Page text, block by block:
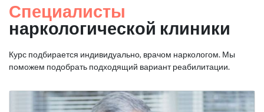
Специалисты
наркологической клиники
Курс подбирается индивидуально, врачом наркологом. Мы
поможем подобрать подходящий вариант реабилитации.